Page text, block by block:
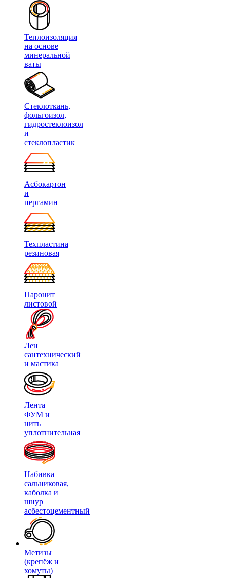
Теплоизоляция
на основе
минеральной
ваты
Стеклоткань,
фольгоизол,
гидростеклоизол
и
стеклопластик
Асбокартон
и
пергамин
Техпластина
резиновая
Паронит
листовой
Лен
сантехнический
и мастика
Лента
ФУМ и
нить
уплотнительная
Набивка
сальниковая,
каболка и
шнур
асбестоцементный
Метизы
(крепёж и
хомуты)